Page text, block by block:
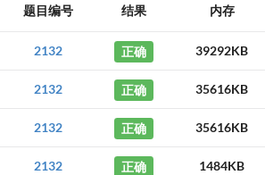
题目编号 结果 内存
2132 正确 39292KB
2132 正确 35616KB
2132 正确 35616KB
2132 正确 1484KB